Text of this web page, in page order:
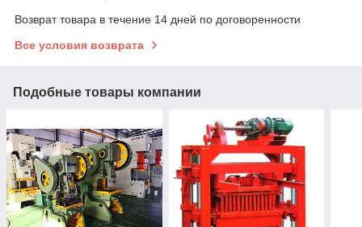
Возврат товара в течение 14 дней по договоренности
Все условия возврата
Подобные товары компании